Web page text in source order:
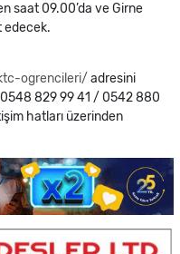
saat 09.00’da ve Girne
edecek.
ogrencileri/ adresini
829 99 41 / 0542 880
hatları üzerinden